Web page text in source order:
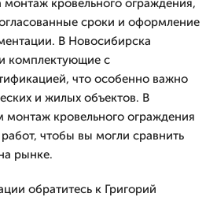
кровельного ограждения,
сроки и оформление
В Новосибирска
комплектующие с
что особенно важно
и жилых объектов. В
монтаж кровельного ограждения
чтобы вы могли сравнить
рынке.
обратитесь к Григорий